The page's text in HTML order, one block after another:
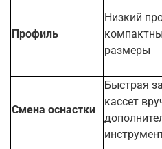
Профиль
Низкий
размеры
Смена оснастки
Быстрая
кассет